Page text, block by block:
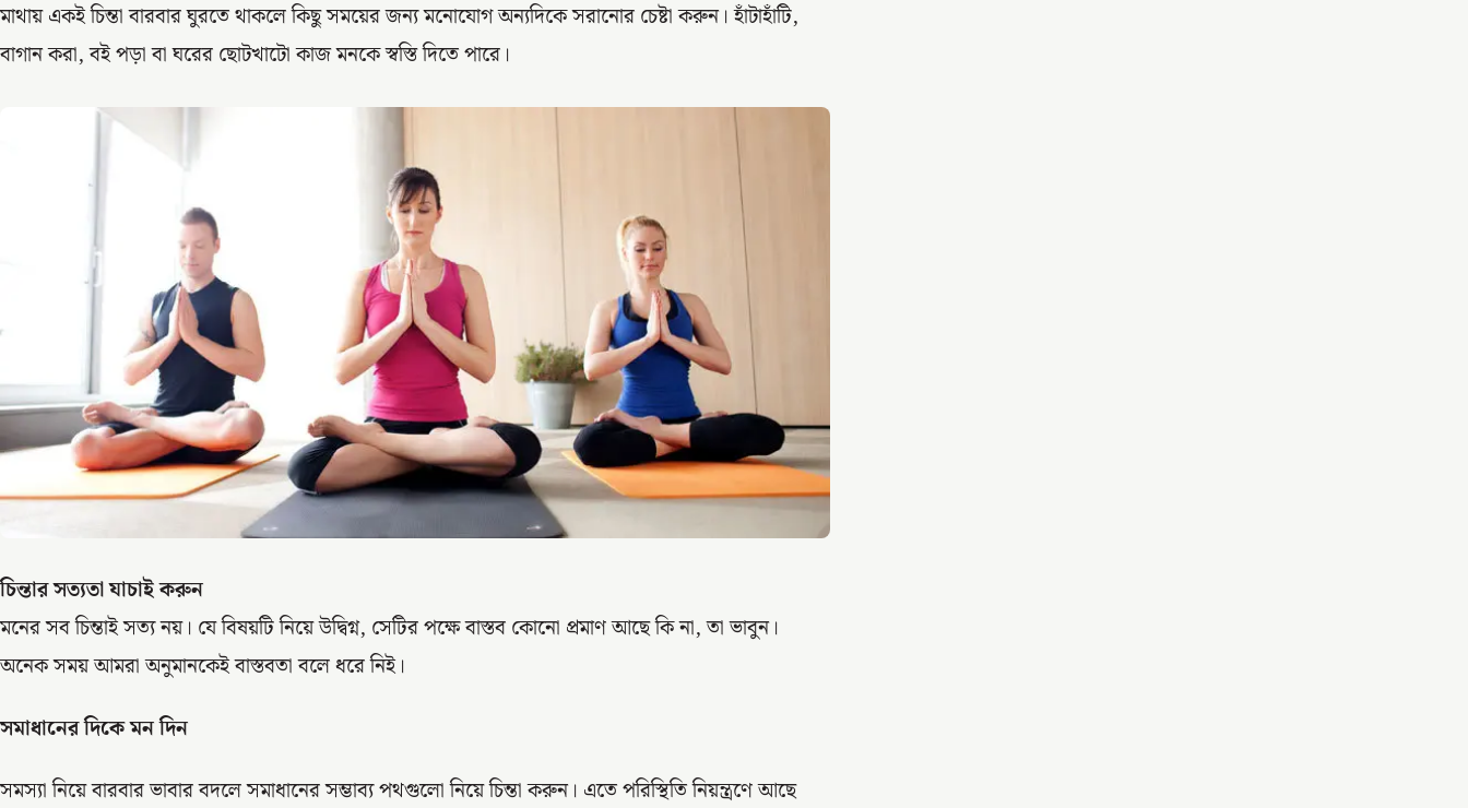
মাথায় একই চিন্তা বারবার ঘুরতে থাকলে কিছু সময়ের জন্য মনোযোগ অন্যদিকে সরানোর চেষ্টা করুন। হাঁটাহাঁটি,
বাগান করা, বই পড়া বা ঘরের ছোটখাটো কাজ মনকে স্বস্তি দিতে পারে।
চিন্তার সত্যতা যাচাই করুন
মনের সব চিন্তাই সত্য নয়। যে বিষয়টি নিয়ে উদ্বিগ্ন, সেটির পক্ষে বাস্তব কোনো প্রমাণ আছে কি না, তা ভাবুন।
অনেক সময় আমরা অনুমানকেই বাস্তবতা বলে ধরে নিই।
সমাধানের দিকে মন দিন
সমস্যা নিয়ে বারবার ভাবার বদলে সমাধানের সম্ভাব্য পথগুলো নিয়ে চিন্তা করুন। এতে পরিস্থিতি নিয়ন্ত্রণে আছে